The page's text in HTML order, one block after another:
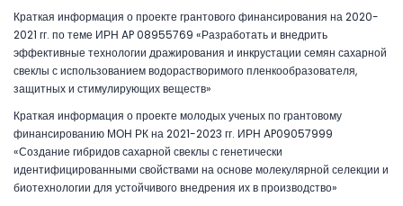
Краткая информация о проекте грантового финансирования на 2020-
2021 гг. по теме ИРН AP 08955769 «Разработать и внедрить
эффективные технологии дражирования и инкрустации семян сахарной
свеклы с использованием водорастворимого пленкообразователя,
защитных и стимулирующих веществ»
Краткая информация о проекте молодых ученых по грантовому
финансированию МОН РК на 2021-2023 гг. ИРН AP09057999
«Создание гибридов сахарной свеклы с генетически
идентифицированными свойствами на основе молекулярной селекции и
биотехнологии для устойчивого внедрения их в производство»